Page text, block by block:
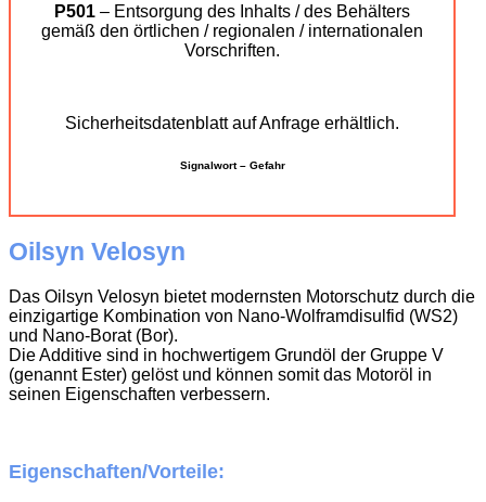
P501 – Entsorgung des Inhalts / des Behälters
gemäß den örtlichen / regionalen / internationalen
Vorschriften.
Sicherheitsdatenblatt auf Anfrage erhältlich.
Signalwort – Gefahr
Oilsyn Velosyn
Das Oilsyn Velosyn bietet modernsten Motorschutz durch die
einzigartige Kombination von Nano-Wolframdisulfid (WS2)
und Nano-Borat (Bor).
Die Additive sind in hochwertigem Grundöl der Gruppe V
(genannt Ester) gelöst und können somit das Motoröl in
seinen Eigenschaften verbessern.
Eigenschaften/Vorteile: